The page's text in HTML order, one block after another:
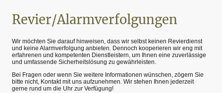
Revier/Alarmverfolgungen
Wir möchten Sie darauf hinweisen, dass wir selbst keinen Revierdienst
und keine Alarmverfolgung anbieten. Dennoch kooperieren wir eng mit
erfahrenen und kompetenten Dienstleistern, um Ihnen eine zuverlässige
und umfassende Sicherheitslösung zu gewährleisten.
Bei Fragen oder wenn Sie weitere Informationen wünschen, zögern Sie
bitte nicht, Kontakt mit uns aufzunehmen. Wir stehen Ihnen jederzeit
gerne rund um die Uhr zur Verfügung!